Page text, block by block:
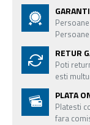
RETUR
Poti
esti
PLATA
Platesti
fara